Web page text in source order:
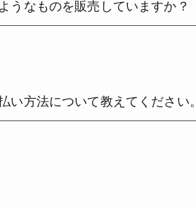
うなものを販売していますか？
い方法について教えてください。